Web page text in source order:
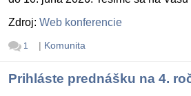
Zdroj: Web konferencie
1 | Komunita
Prihláste prednášku na 4.